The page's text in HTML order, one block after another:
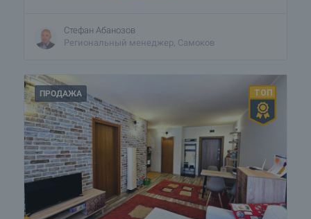
Стефан Абанозов
Региональный менеджер, Самоков
ПРОДАЖА